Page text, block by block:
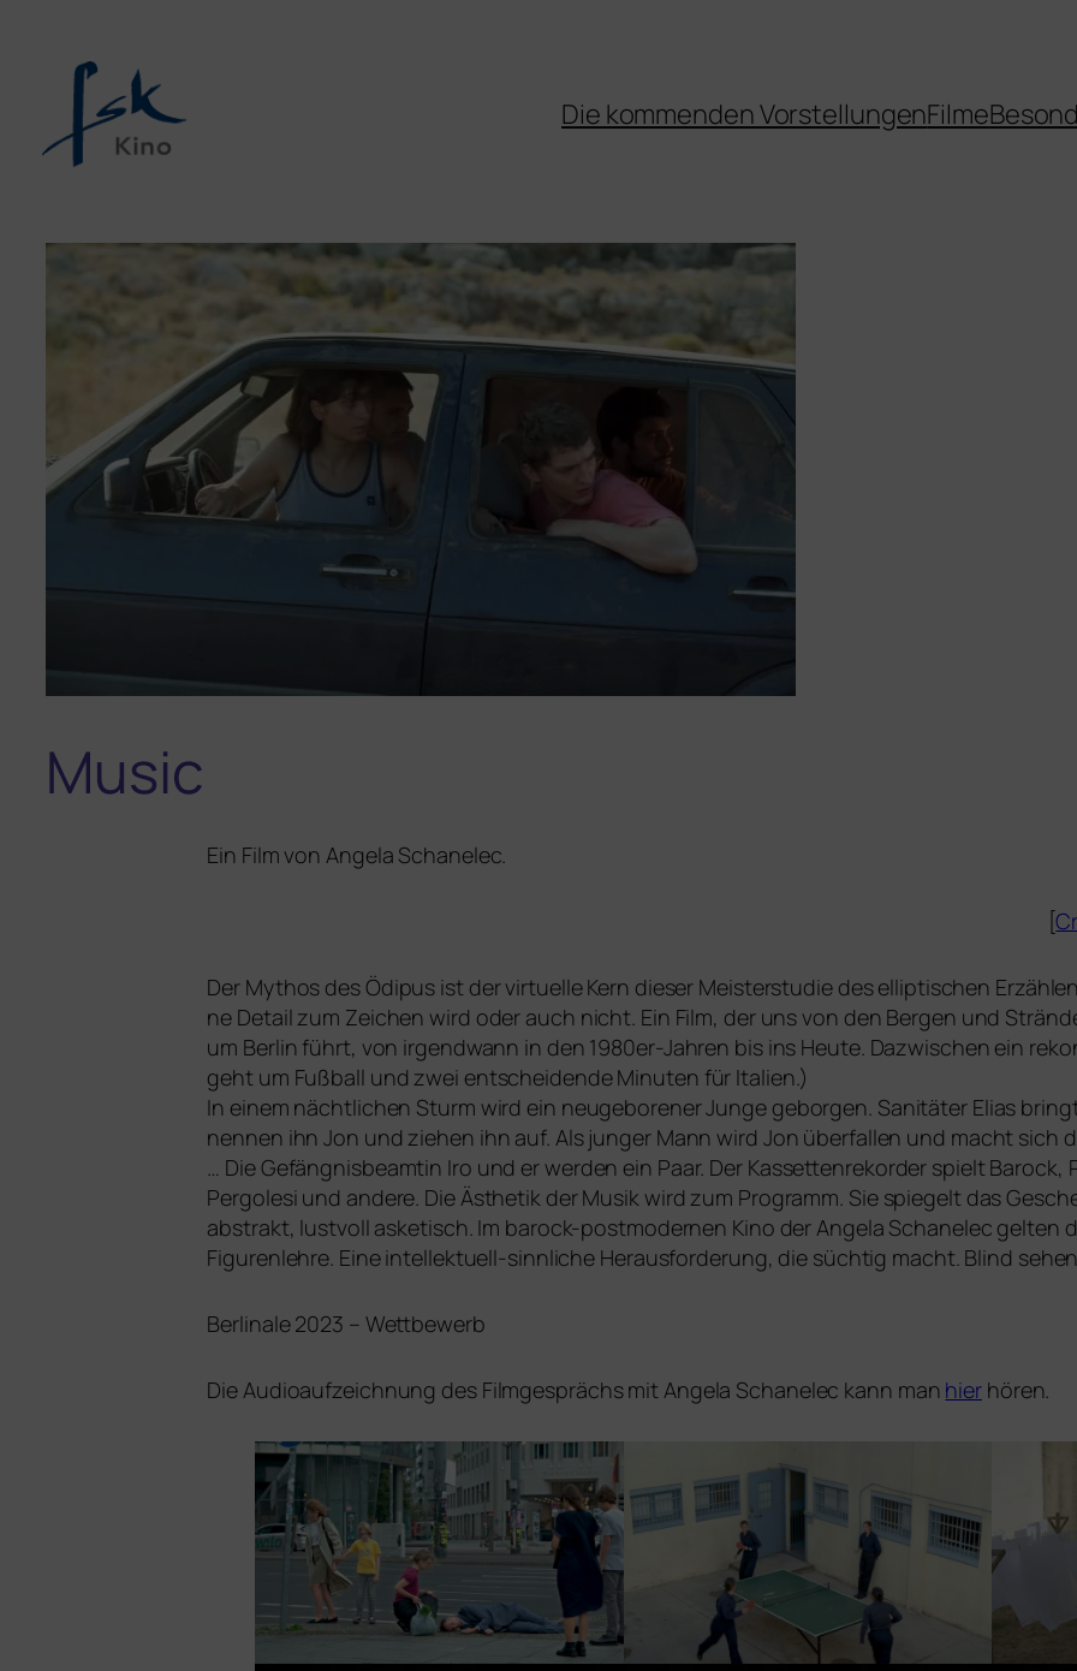
Die kommenden VorstellungenFilme
Music
Ein Film von Angela Schanelec.
[
Der Mythos des Ödipus ist der vir­tu­el­le Kern die­ser Meisterstudie des ellip­ti­schen
ne Detail zum Zeichen wird oder auch nicht. Ein Film, der uns von den Bergen und
um Berlin führt, von irgend­wann in den 1980er-Jahren bis ins Heute. Dazwischen ein
geht um Fußball und zwei ent­schei­den­de Minuten für Italien.)
In einem nächt­li­chen Sturm wird ein neu­ge­bo­re­ner Junge gebor­gen. Sanitäter Elias
nen­nen ihn Jon und zie­hen ihn auf. Als jun­ger Mann wird Jon über­fal­len und macht sich
… Die Gefängnisbeamtin Iro und er wer­den ein Paar. Der Kassettenrekorder spielt Barock,
Pergolesi und ande­re. Die Ästhetik der Musik wird zum Programm. Sie spie­gelt das
abs­trakt, lust­voll aske­tisch. Im barock-post­mo­der­nen Kino der Angela Schanelec gel­ten
Figurenlehre. Eine intel­lek­tu­ell-sinn­li­che Herausforderung, die süch­tig macht. Blind
Berlinale 2023 – Wettbewerb
Die Audioaufzeichnung des Filmgesprächs mit Angela Schanelec kann man hier hören.